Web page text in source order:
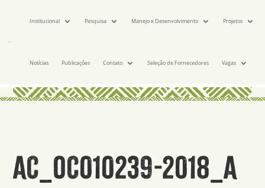
Institucional Pesquisa Manejo e Desenvolvimento Projetos
Notícias Publicações Contato Seleção de Fornecedores Vagas
AC_OC010239-2018_A